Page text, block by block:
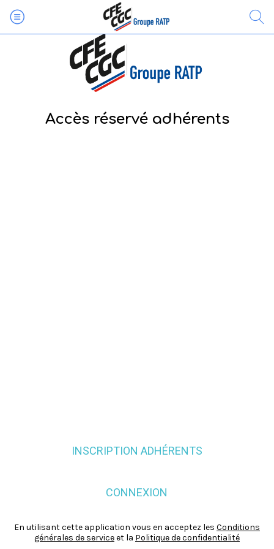
Accès réservé adhérents
INSCRIPTION ADHÉRENTS
CONNEXION
En utilisant cette application vous en acceptez les Conditions
générales de serviceet la Politique de confidentialité